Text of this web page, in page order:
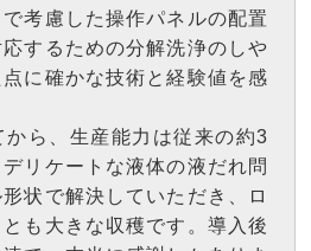
考慮した操作パネルの配置
するための分解洗浄のしや
に確かな技術と経験値を感
ら、生産能力は従来の約3
リケートな液体の液だれ問
状で解決していただき、ロ
も大きな収穫です。導入後